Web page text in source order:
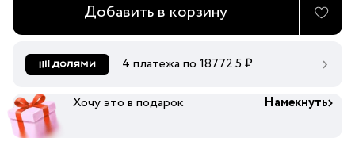
Добавить в корзину
4 платежа по 18772.5 ₽
Хочу это в подарок Намекнуть